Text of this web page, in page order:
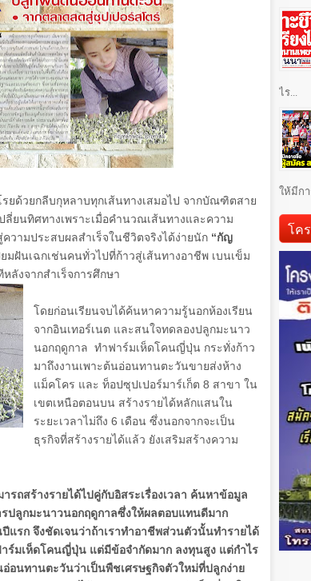
ยด้วยกลีบกุหลาบทุกเส้นทางเสมอไป จากบัณฑิตสาย
ยนทิศทางเพราะเมื่อคำนวณเส้นทางและความ
วามประสบผลสำเร็จในชีวิตจริงได้ง่ายนัก “กัญ
มฝันเฉกเช่นคนทั่วไปที่ก้าวสู่เส้นทางอาชีพ เบนเข็ม
ลังจากสำเร็จการศึกษา
โดยก่อนเรียนจบได้ค้นหาความรู้นอกห้องเรียน
จากอินเทอร์เนต และสนใจทดลองปลูกมะนาว
นอกฤดูกาล ทำฟาร์มเห็ดโคนญี่ปุ่น กระทั่งก้าว
มาถึงงานเพาะต้นอ่อนทานตะวันขายส่งห้าง
แม็คโคร และ ท็อปซุปเปอร์มาร์เก็ต 8 สาขา ใน
เขตเหนือตอนบน สร้างรายได้หลักแสนใน
ระยะเวลาไม่ถึง 6 เดือน ซึ่งนอกจากจะเป็น
ธุรกิจที่สร้างรายได้แล้ว ยังเสริมสร้างความ
รถสร้างรายได้ไปคู่กับอิสระเรื่องเวลา ค้นหาข้อมูล
ปลูกมะนาวนอกฤดูกาลซึ่งให้ผลตอบแทนดีมาก
แรก จึงชัดเจนว่าถ้าเราทำอาชีพส่วนตัวนั้นทำรายได้
ร์มเห็ดโคนญี่ปุ่น แต่มีข้อจำกัดมาก ลงทุนสูง แต่กำไร
อนทานตะวันว่าเป็นพืชเศรษฐกิจตัวใหม่ที่ปลูกง่าย
ไร...
ให้มีก
โค